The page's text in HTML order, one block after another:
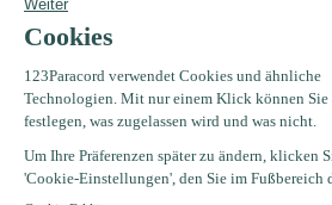
Eigenschaften
Zuletzt angesehen